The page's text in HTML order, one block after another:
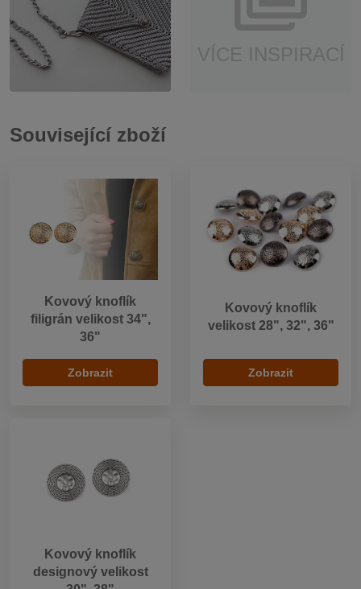
Související zboží
Kovový knoflík
filigrán velikost 34",
36"
Zobrazit
Kovový knoflík
velikost 28", 32", 36"
Zobrazit
Kovový knoflík
designový velikost